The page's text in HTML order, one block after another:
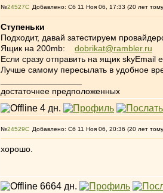
№24527 Добавлено: Сб 11 Ноя 06, 17:33 (20 лет
Ступеньки
Подходит, давай затестируем
Ящик на 200mb: dobrikat@rambler.ru
Если сразу отправить на ящик skyEmail
Лучше самому пересылать в удобное
достаточнее предположенных
№24529 Добавлено: Сб 11 Ноя 06, 20:36 (20 лет
хорошо.